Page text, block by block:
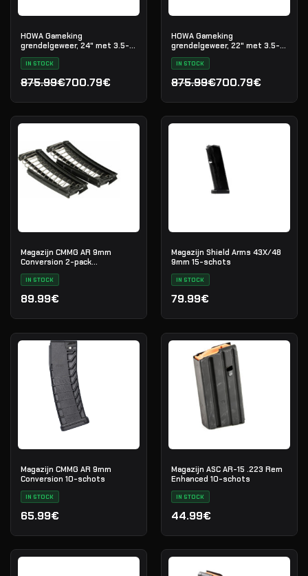
HOWA Gameking
grendelgeweer, 24" met 3.5-
Mag
IN STOCK
875.99€
Oorspronkelijke prijs was: 875.99€.
700.79€
Huidige prijs is: 700.79€.
HOWA Gameking
grendelgeweer, 22" met 3.5-
IN STOCK
875.99€
Oorspronkelijke prijs
700.79€
Huidige prijs is: 700.79€.
Magazijn CMMG AR 9mm
Conversion 2-pack
(10/20/30-schots)
IN STOCK
89.99€
Magazijn Shield Arms 43X/48
9mm 15-schots
IN STOCK
79.99€
Magazijn CMMG AR 9mm
Conversion 10-schots
IN STOCK
65.99€
Magazijn ASC AR-15 .223 Rem
Enhanced 10-schots
IN STOCK
44.99€